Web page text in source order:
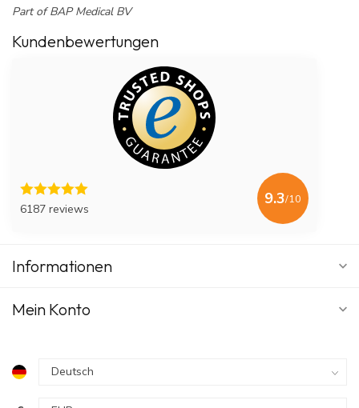
Part of BAP Medical BV
Kundenbewertungen
6187 reviews
9.3/10
Informationen
Mein Konto